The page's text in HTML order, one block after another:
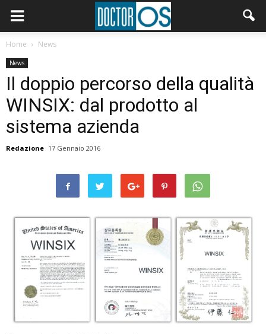
Home News
News
Il doppio percorso della qualità
WINSIX: dal prodotto al
sistema azienda
Redazione 17 Gennaio 2016